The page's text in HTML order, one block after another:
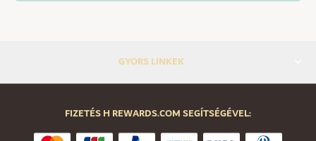
GYORS LINKEK
FIZETÉS H REWARDS.COM SEGÍTSÉGÉVEL: